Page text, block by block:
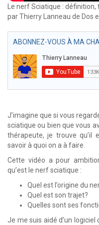
Le nerf Sciatique :
par Thierry Lanneau de Dos
ABONNEZ-VOUS À MA
J’imagine que si vous
sciatique ou bien que vous
thérapeute, je trouve
savoir à quoi on a à faire.
Cette vidéo a pour
qu’est le nerf sciatique :
Quel est l’origine du
Quel est son trajet?
Quelles sont ses
Je me suis aidé d’un